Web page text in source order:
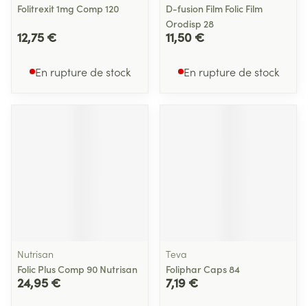
Folitrexit 1mg Comp 120
12,75 €
En rupture de stock
D-fusion Film Folic Film
Orodisp 28
11,50 €
En rupture de stock
Nutrisan
Folic Plus Comp 90 Nutrisan
24,95 €
Teva
Foliphar Caps 84
7,19 €